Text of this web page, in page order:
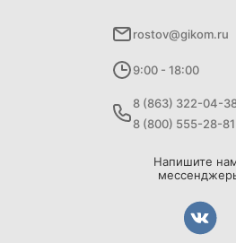
rostov@gikom.ru
9:00 - 18:00
8 (863) 322-04-
8 (800) 555-28-81
Напишите